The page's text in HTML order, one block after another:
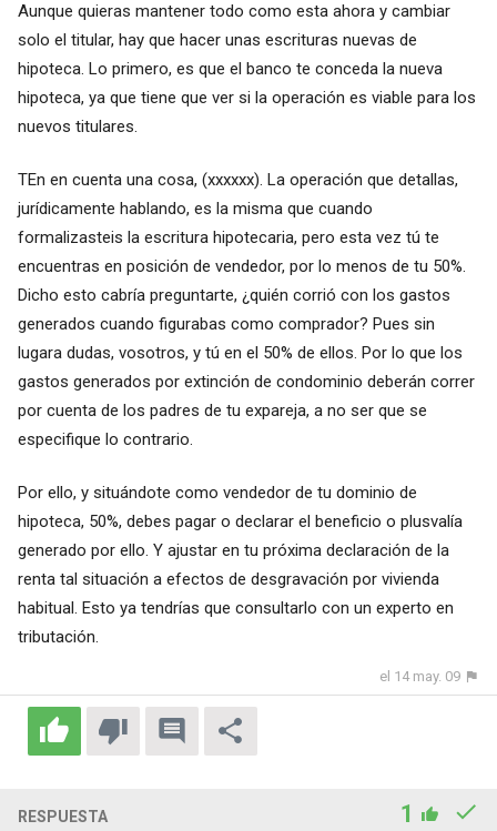
Aunque quieras mantener todo como esta ahora y cambiar
solo el titular, hay que hacer unas escrituras nuevas de
hipoteca. Lo primero, es que el banco te conceda la nueva
hipoteca, ya que tiene que ver si la operación es viable para los
nuevos titulares.
TEn en cuenta una cosa, (xxxxxx). La operación que detallas,
jurídicamente hablando, es la misma que cuando
formalizasteis la escritura hipotecaria, pero esta vez tú te
encuentras en posición de vendedor, por lo menos de tu 50%.
Dicho esto cabría preguntarte, ¿quién corrió con los gastos
generados cuando figurabas como comprador? Pues sin
lugara dudas, vosotros, y tú en el 50% de ellos. Por lo que los
gastos generados por extinción de condominio deberán correr
por cuenta de los padres de tu expareja, a no ser que se
especifique lo contrario.
Por ello, y situándote como vendedor de tu dominio de
hipoteca, 50%, debes pagar o declarar el beneficio o plusvalía
generado por ello. Y ajustar en tu próxima declaración de la
renta tal situación a efectos de desgravación por vivienda
habitual. Esto ya tendrías que consultarlo con un experto en
tributación.
el 14 may. 09
RESPUESTA 1